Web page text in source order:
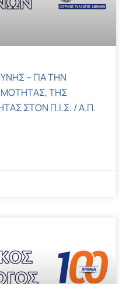
– ΓΙΑ ΤΗΝ
ΤΗΣ
ΣΤΟΝ Π.Ι.Σ. / Α.Π.